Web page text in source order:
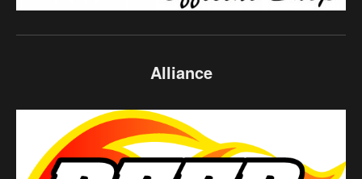
Alliance